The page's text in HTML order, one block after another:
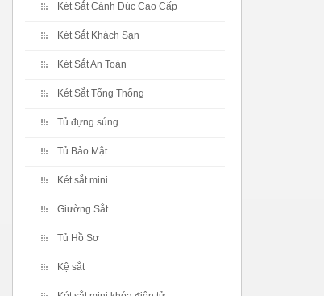
Két Sắt Cánh Đúc Cao Cấp
Két Sắt Khách Sạn
Két Sắt An Toàn
Két Sắt Tổng Thống
Tủ đựng súng
Tủ Bảo Mật
Két sắt mini
Giường Sắt
Tủ Hồ Sơ
Kệ sắt